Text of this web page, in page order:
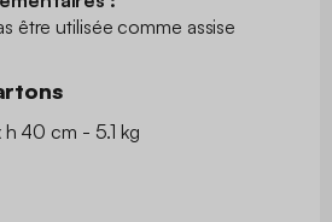
être utilisée comme assise
40 cm - 5.1 kg